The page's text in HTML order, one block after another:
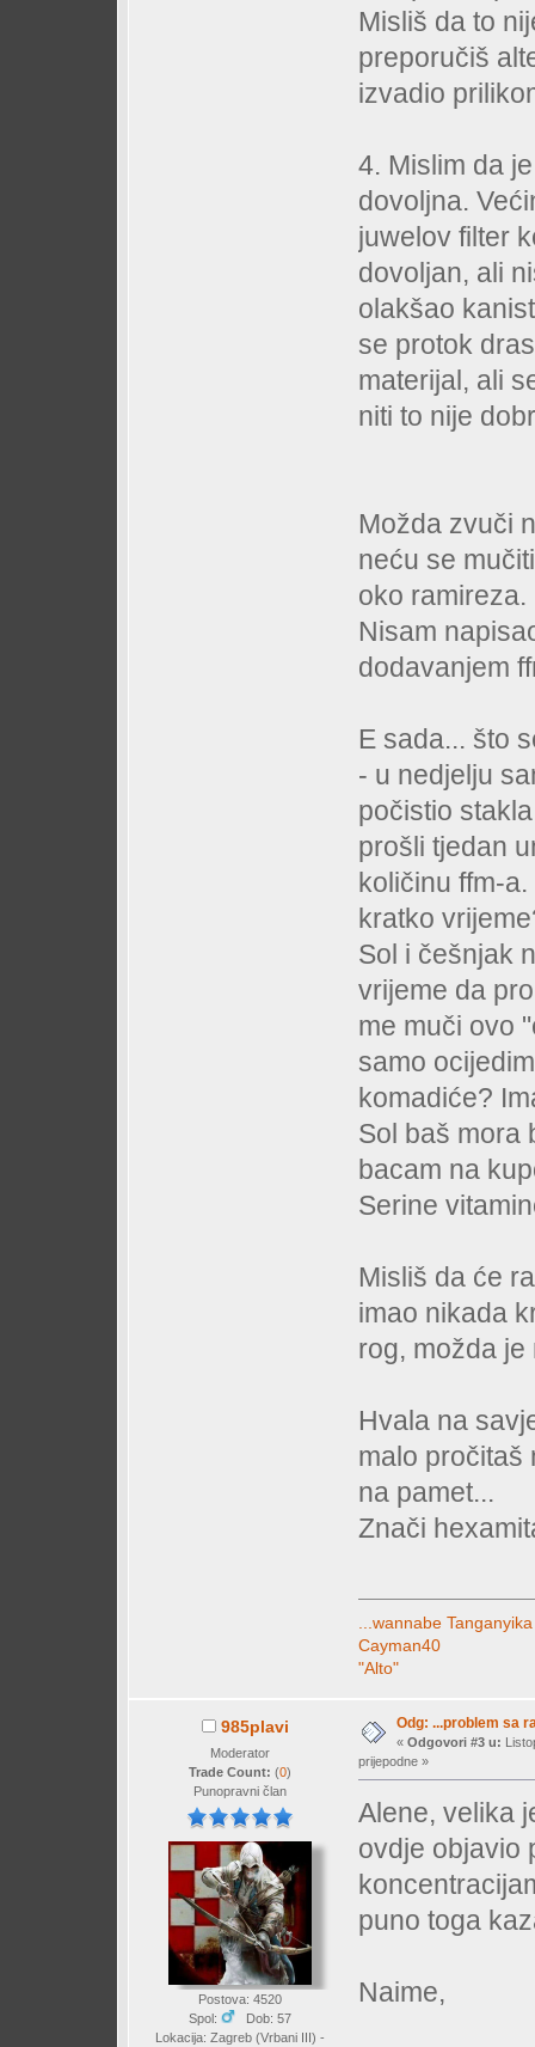
Misliš da to
preporučiš
izvadio
4. Mislim da
dovoljna.
juwelov filter
dovoljan, ali
olakšao
se protok
materijal, ali
niti to nije
Možda zvuči
neću se
oko ramireza.
Nisam
dodavanjem
E sada... što
- u nedjelju
počistio
prošli tjedan
količinu ffm-
kratko
Sol i češnjak
vrijeme da
me muči ovo
samo
komadiće?
Sol baš mora
bacam na
Serine
Misliš da će
imao nikada
rog, možda
Hvala na
malo pročitaš
na pamet...
Znači
...wannabe Tanganyika
Cayman40
"Alto"
985plavi
Moderator
Trade Count: (0)
Punopravni član
Postova: 4520
Spol:
Dob: 57
Lokacija: Zagreb (Vrbani III) -
Odg: ...problem sa
« Odgovori #3 u:
prijepodne »
Alene, velika
ovdje objavio
puno toga
Naime,